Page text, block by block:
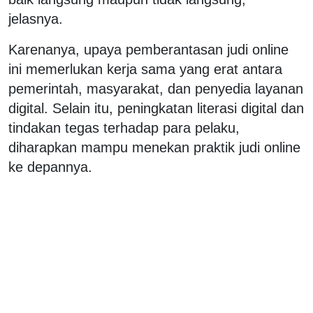
jelasnya.
Karenanya, upaya pemberantasan judi online
ini memerlukan kerja sama yang erat antara
pemerintah, masyarakat, dan penyedia layanan
digital. Selain itu, peningkatan literasi digital dan
tindakan tegas terhadap para pelaku,
diharapkan mampu menekan praktik judi online
ke depannya.